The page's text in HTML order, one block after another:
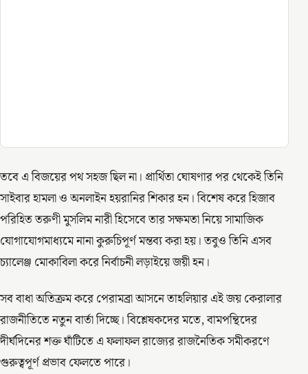
তবে এ বিজয়ের পথ সহজ ছিল না। প্রার্থিতা ঘোষণার পর থেকেই তিনি
সাইবার হামলা ও অনলাইন হয়রানির শিকার হন। বিশেষ করে হিজাব
পরিহিত তরুণী মুসলিম নারী হিসেবে তার সক্ষমতা নিয়ে সামাজিক
যোগাযোগমাধ্যমে নানা কুরুচিপূর্ণ মন্তব্য করা হয়। তবুও তিনি এসব
চ্যালেঞ্জ মোকাবিলা করে নির্বাচনী লড়াইয়ে জয়ী হন।
সব বাধা অতিক্রম করে পেরামব্রা আসনে তাহলিয়ার এই জয় কেরালার
রাজনীতিতে নতুন বার্তা দিচ্ছে। বিশ্লেষকদের মতে, বামপন্থিদের
দীর্ঘদিনের শক্ত ঘাঁটিতে এ ফলাফল রাজ্যের রাজনৈতিক সমীকরণে
গুরুত্বপূর্ণ প্রভাব ফেলতে পারে।